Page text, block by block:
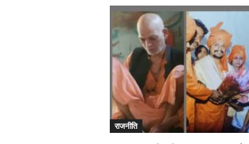
राजनीति